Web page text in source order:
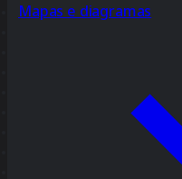
Mapas e diagramas